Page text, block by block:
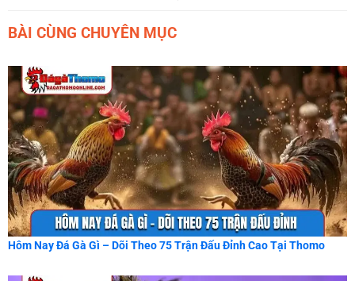
BÀI CÙNG CHUYÊN MỤC
Hôm Nay Đá Gà Gì – Dõi Theo 75 Trận Đấu Đỉnh Cao Tại Thomo